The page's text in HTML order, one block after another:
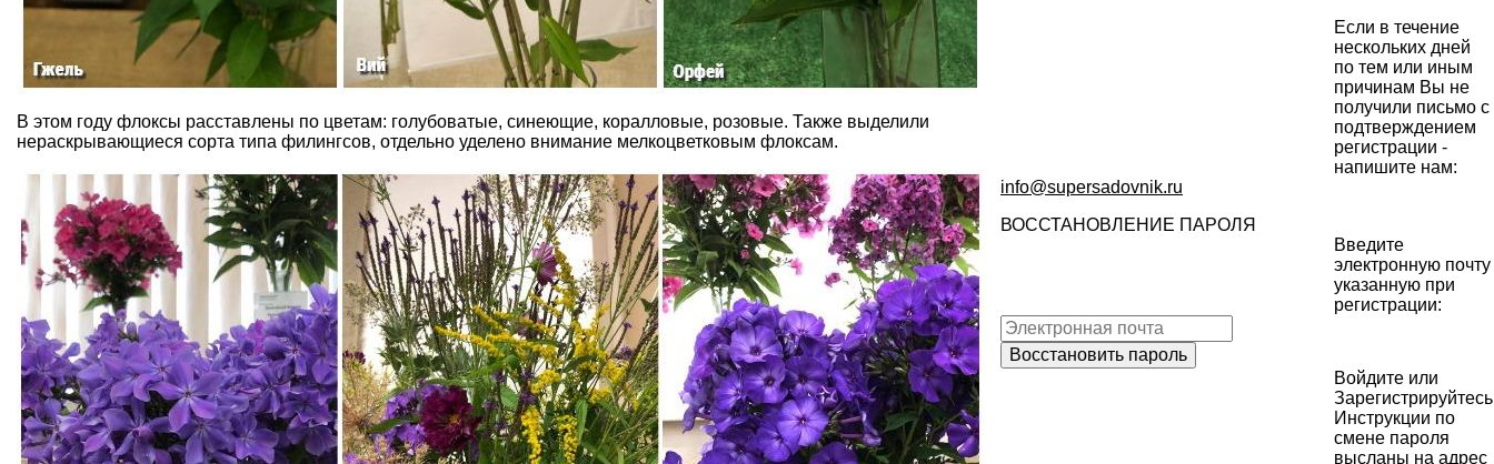
В этом году флоксы расставлены по цветам: голубоватые, синеющие, коралловые, розовые. Также выделили
нераскрывающиеся сорта типа филингсов, отдельно уделено внимание мелкоцветковым флоксам.
Если в течение
нескольких дней
по тем или иным
причинам Вы не
получили письмо с
подтверждением
регистрации -
напишите нам:
info@supersadovnik.ru
ВОССТАНОВЛЕНИЕ ПАРОЛЯ
Введите
электронную почту
указанную при
регистрации:
Войдите или
Зарегистрируйтесь
Инструкции по
смене пароля
высланы на адрес